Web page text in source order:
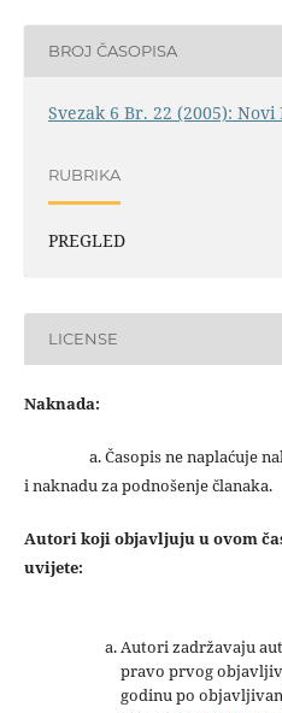
BROJ ČASOPISA
Svezak 6 Br. 22 (2005):
RUBRIKA
PREGLED
LICENSE
Naknada:
a. Časopis ne naplaćuje
i naknadu za podnošenje članaka.
Autori koji objavljuju u ovom
uvijete:
Autori zadržavaju
pravo prvog
godinu po